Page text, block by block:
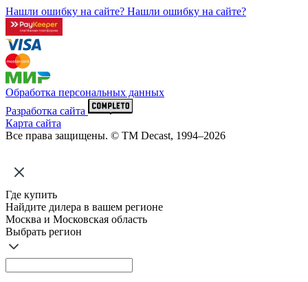
Нашли ошибку на сайте? Нашли ошибку на сайте?
Обработка персональных данных
Разработка сайта
Карта сайта
Все права защищены. © ТМ Decast, 1994–2026
Где купить
Найдите дилера в вашем регионе
Москва и Московская область
Выбрать регион